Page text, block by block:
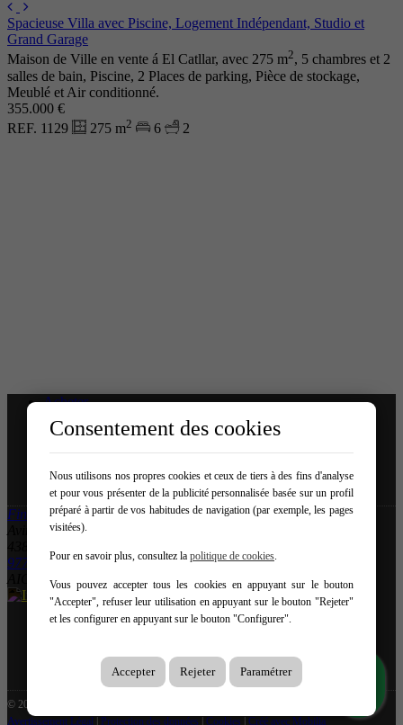
Spacieuse Villa avec Piscine, Logement Indépendant, Studio et
Grand Garage
Maison de Ville en vente á El Catllar, avec 275 m2, 5 chambres et 2
salles de bain, Piscine, 2 Places de parking, Pièce de stockage,
Meublé et Air conditionné.
355.000 €
REF. 1129
275 m2 6 2
Acheter
Vendez votre propriété
Nous
Blog
Contact
Fincas Direct
Avinguda de Bèlgica 10
977 082 244 -634 558 015
AICAT: 13.936 | API no. 2450
© 2026 Fincas Direct
Avertissement Légal
Protection des données Cookies Créé avec Mobilia
Consentement des cookies
Nous utilisons nos propres cookies et ceux de tiers à des fins d'analyse
et pour vous présenter de la publicité personnalisée basée sur un profil
préparé à partir de vos habitudes de navigation (par exemple, les pages
visitées).
Pour en savoir plus, consultez la politique de cookies.
Vous pouvez accepter tous les cookies en appuyant sur le bouton
"Accepter", refuser leur utilisation en appuyant sur le bouton "Rejeter"
et les configurer en appuyant sur le bouton "Configurer".
Accepter Rejeter Paramétrer